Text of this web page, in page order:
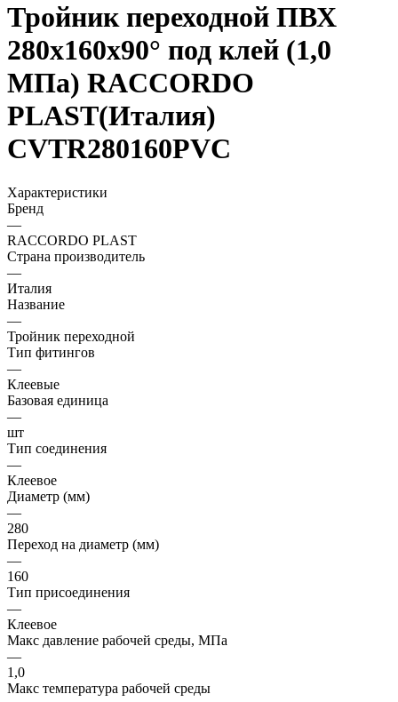
Тройник переходной ПВХ
280х160х90° под клей (1,0
МПа) RACCORDO
PLAST(Италия)
CVTR280160PVC
Характеристики
Бренд
—
RACCORDO PLAST
Страна производитель
—
Италия
Название
—
Тройник переходной
Тип фитингов
—
Клеевые
Базовая единица
—
шт
Тип соединения
—
Клеевое
Диаметр (мм)
—
280
Переход на диаметр (мм)
—
160
Тип присоединения
—
Клеевое
Макс давление рабочей среды, МПа
—
1,0
Макс температура рабочей среды